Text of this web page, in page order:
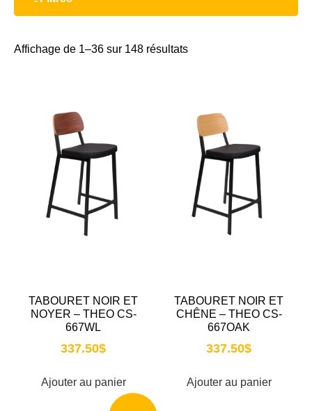
Affichage de 1–36 sur 148 résultats
TABOURET NOIR ET
NOYER – THEO CS-
667WL
337.50$
Ajouter au panier
TABOURET NOIR ET
CHÊNE – THEO CS-
667OAK
337.50$
Ajouter au panier